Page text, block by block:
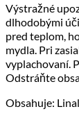
Výstražné
dlhodobými
pred teplom,
mydla. Pri
vyplachovaní.
Odstráňte
Obsahuje: